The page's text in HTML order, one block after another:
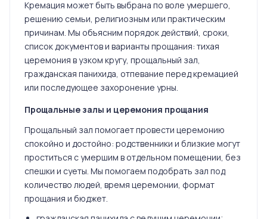
Кремация может быть выбрана по воле умершего,
решению семьи, религиозным или практическим
причинам. Мы объясним порядок действий, сроки,
список документов и варианты прощания: тихая
церемония в узком кругу, прощальный зал,
гражданская панихида, отпевание перед кремацией
или последующее захоронение урны.
Прощальные залы и церемония прощания
Прощальный зал помогает провести церемонию
спокойно и достойно: родственники и близкие могут
проститься с умершим в отдельном помещении, без
спешки и суеты. Мы помогаем подобрать зал под
количество людей, время церемонии, формат
прощания и бюджет.